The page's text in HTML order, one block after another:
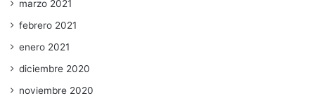
marzo 2021
febrero 2021
enero 2021
diciembre 2020
noviembre 2020